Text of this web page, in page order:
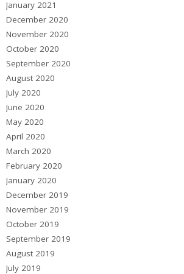
January 2021
December 2020
November 2020
October 2020
September 2020
August 2020
July 2020
June 2020
May 2020
April 2020
March 2020
February 2020
January 2020
December 2019
November 2019
October 2019
September 2019
August 2019
July 2019